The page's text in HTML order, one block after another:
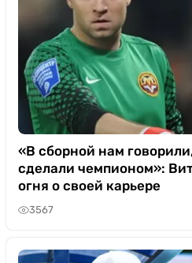
«В сборной нам
сделали чемпионом»:
огня о своей карьере
3567